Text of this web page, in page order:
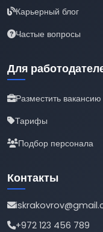
Карьерный блог
Частые вопросы
Для
Разместить вакансию
Тарифы
Подбор персонала
Контакты
+972 123 456 789